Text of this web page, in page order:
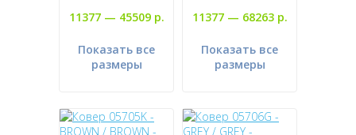
11377 — 45509 р.
Показать все
размеры
11377 — 68263 р.
Показать все
размеры